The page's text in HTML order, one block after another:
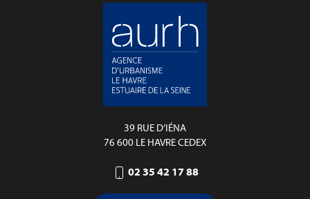
39 RUE D’IÉNA
76 600 LE HAVRE CEDEX
02 35 42 17 88